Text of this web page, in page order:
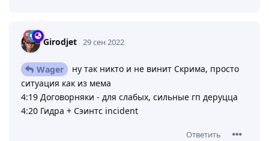
Girodjet 29 сен 2022
Wager
ну так никто и не винит Скрима, просто
ситуация как из мема
4:19 Договорняки - для слабых, сильные гп деруцца
4:20 Гидра + Сэинтс incident
Ответить